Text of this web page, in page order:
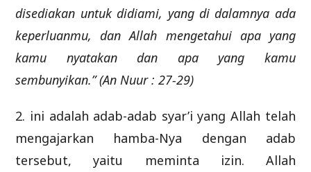
disediakan untuk didiami, yang di dalamnya ada
keperluanmu, dan Allah mengetahui apa yang
kamu nyatakan dan apa yang kamu
sembunyikan.” (An Nuur : 27-29)
2. ini adalah adab-adab syar’i yang Allah telah
mengajarkan hamba-Nya dengan adab
tersebut, yaitu meminta izin. Allah